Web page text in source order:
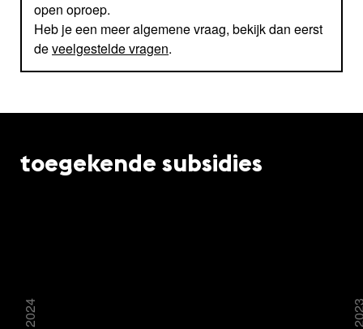
open oproep.
Heb je een meer algemene vraag, bekijk dan eerst
deveelgestelde vragen.
toegekende subsidies
2024